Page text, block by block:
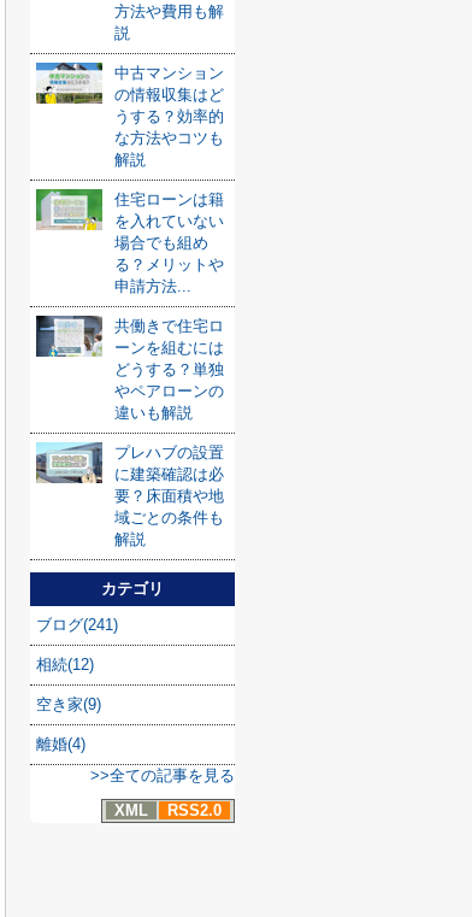
方法や費用も解
説
中古マンション
の情報収集はど
うする？効率的
な方法やコツも
解説
住宅ローンは籍
を入れていない
場合でも組め
る？メリットや
申請方法...
共働きで住宅ロ
ーンを組むには
どうする？単独
やペアローンの
違いも解説
プレハブの設置
に建築確認は必
要？床面積や地
域ごとの条件も
解説
カテゴリ
ブログ(241)
相続(12)
空き家(9)
離婚(4)
>>全ての記事を見る
XML
RSS2.0